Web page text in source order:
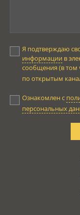
Я подтверждаю
информации в
сообщения (в том
по открытым
Ознакомлен с
персональных